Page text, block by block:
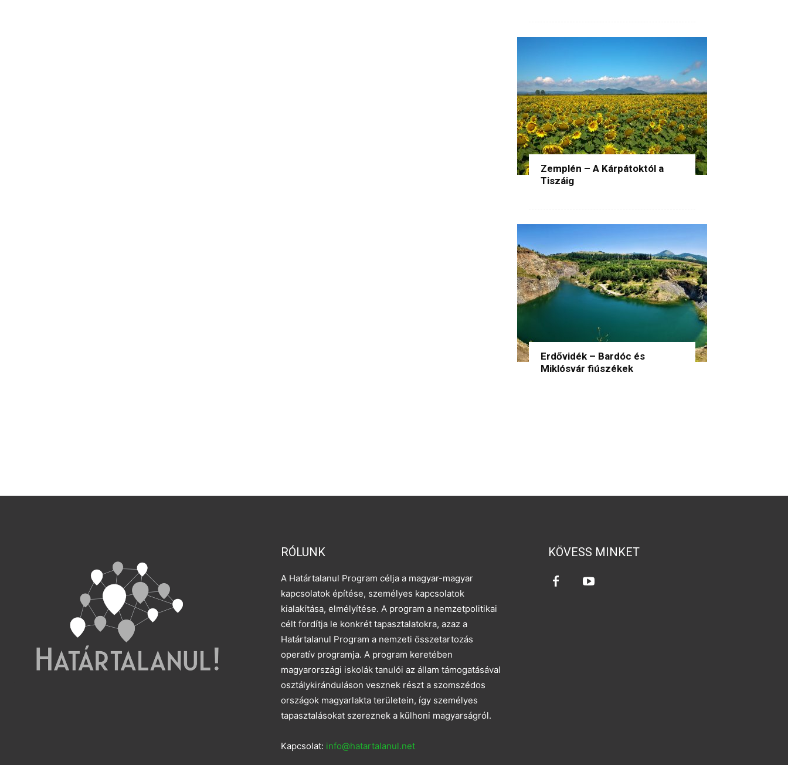
Zemplén – A Kárpátoktól a
Tiszáig
Erdővidék – Bardóc és
Miklósvár fiúszékek
RÓLUNK
A Határtalanul Program célja a magyar-magyar
kapcsolatok építése, személyes kapcsolatok
kialakítása, elmélyítése. A program a nemzetpolitikai
célt fordítja le konkrét tapasztalatokra, azaz a
Határtalanul Program a nemzeti összetartozás
operatív programja. A program keretében
magyarországi iskolák tanulói az állam támogatásával
osztálykiránduláson vesznek részt a szomszédos
országok magyarlakta területein, így személyes
tapasztalásokat szereznek a külhoni magyarságról.
Kapcsolat: info@hatartalanul.net
KÖVESS MINKET